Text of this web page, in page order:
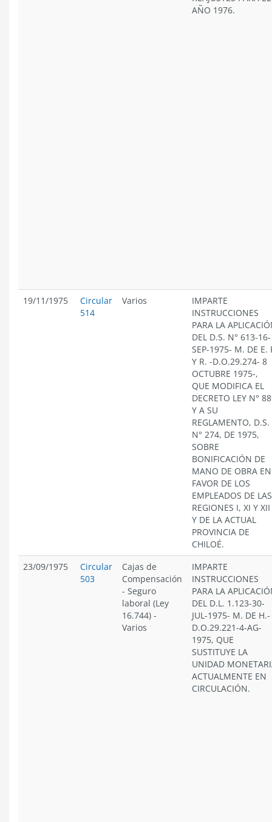
AÑO 1976.
19/11/1975
Circular
514
Varios
IMPARTE
INSTRUCCIONES
PARA LA
DEL D.S. N° 613-16-
SEP-1975- M. DE E.
Y R. -D.O.29.274- 8
OCTUBRE 1975-,
QUE MODIFICA EL
DECRETO LEY N°
Y A SU
REGLAMENTO, D.S.
N° 274, DE 1975,
SOBRE
BONIFICACIÓN DE
MANO DE OBRA EN
FAVOR DE LOS
EMPLEADOS DE LAS
REGIONES I, XI Y XII
Y DE LA ACTUAL
PROVINCIA DE
CHILOÉ.
23/09/1975
Circular
503
Cajas de
Compensación
- Seguro
laboral (Ley
16.744) -
Varios
IMPARTE
INSTRUCCIONES
PARA LA
DEL D.L. 1.123-30-
JUL-1975- M. DE H.-
D.O.29.221-4-AG-
1975, QUE
SUSTITUYE LA
UNIDAD
ACTUALMENTE EN
CIRCULACIÓN.